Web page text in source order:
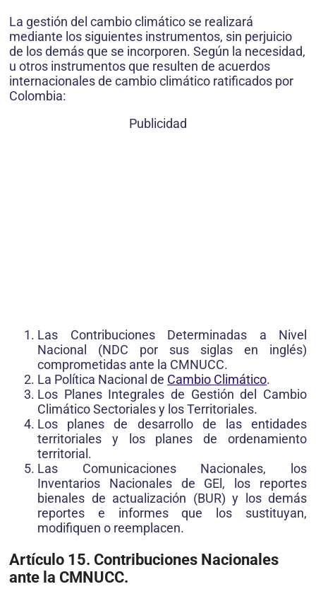
La gestión del cambio climático se realizará
mediante los siguientes instrumentos, sin perjuicio
de los demás que se incorporen. Según la necesidad,
u otros instrumentos que resulten de acuerdos
internacionales de cambio climático ratificados por
Colombia:
Publicidad
Las Contribuciones Determinadas a Nivel
Nacional (NDC por sus siglas en inglés)
comprometidas ante la CMNUCC.
La Política Nacional de Cambio Climático.
Los Planes Integrales de Gestión del Cambio
Climático Sectoriales y los Territoriales.
Los planes de desarrollo de las entidades
territoriales y los planes de ordenamiento
territorial.
Las Comunicaciones Nacionales, los
Inventarios Nacionales de GEl, los reportes
bienales de actualización (BUR) y los demás
reportes e informes que los sustituyan,
modifiquen o reemplacen.
Artículo 15. Contribuciones Nacionales
ante la CMNUCC.